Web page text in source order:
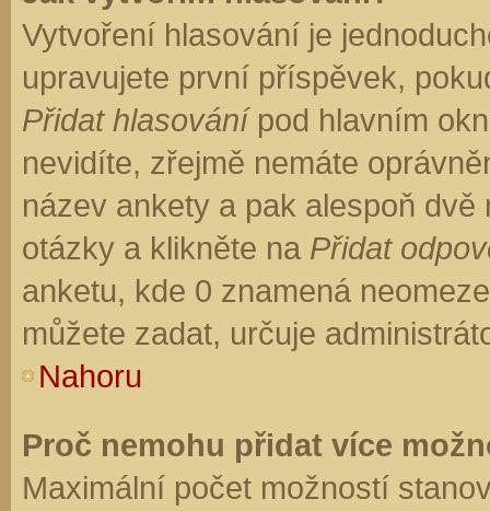
Vytvoření hlasování je
upravujete první příspěvek,
Přidat hlasovánípod hlavním
nevidíte, zřejmě nemáte
název ankety a pak alespoň
otázky a klikněte na Přidat
anketu, kde 0 znamená
můžete zadat, určuje
Nahoru
Proč nemohu přidat více
Maximální počet možností